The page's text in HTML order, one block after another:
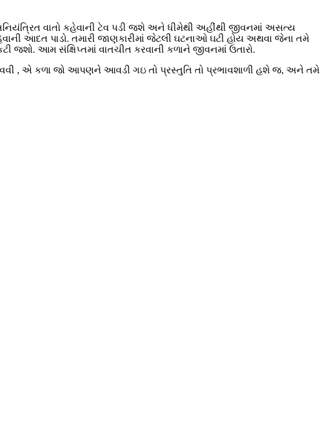
વાતો કહેવાની ટેવ પડી જશે અને ધીમેથી અહીંથી જીવનમાં અસત્ય
આદત પાડો. તમારી જાણકારીમાં જેટલી ઘટનાઓ ઘટી હોય અથવા જેના તમે
આમ સંક્ષિપ્તમાં વાતચીત કરવાની કળાને જીવનમાં ઉતારો.
, એ કળા જો આપણને આવડી ગઇ તો પ્રસ્તુતિ તો પ્રભાવશાળી હશે જ, અને તમે